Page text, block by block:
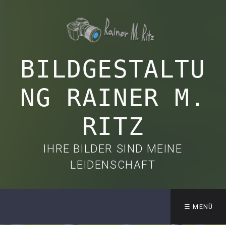
BILDGESTALTU
NG RAINER M.
RITZ
IHRE BILDER SIND MEINE
LEIDENSCHAFT
☰ MENÜ